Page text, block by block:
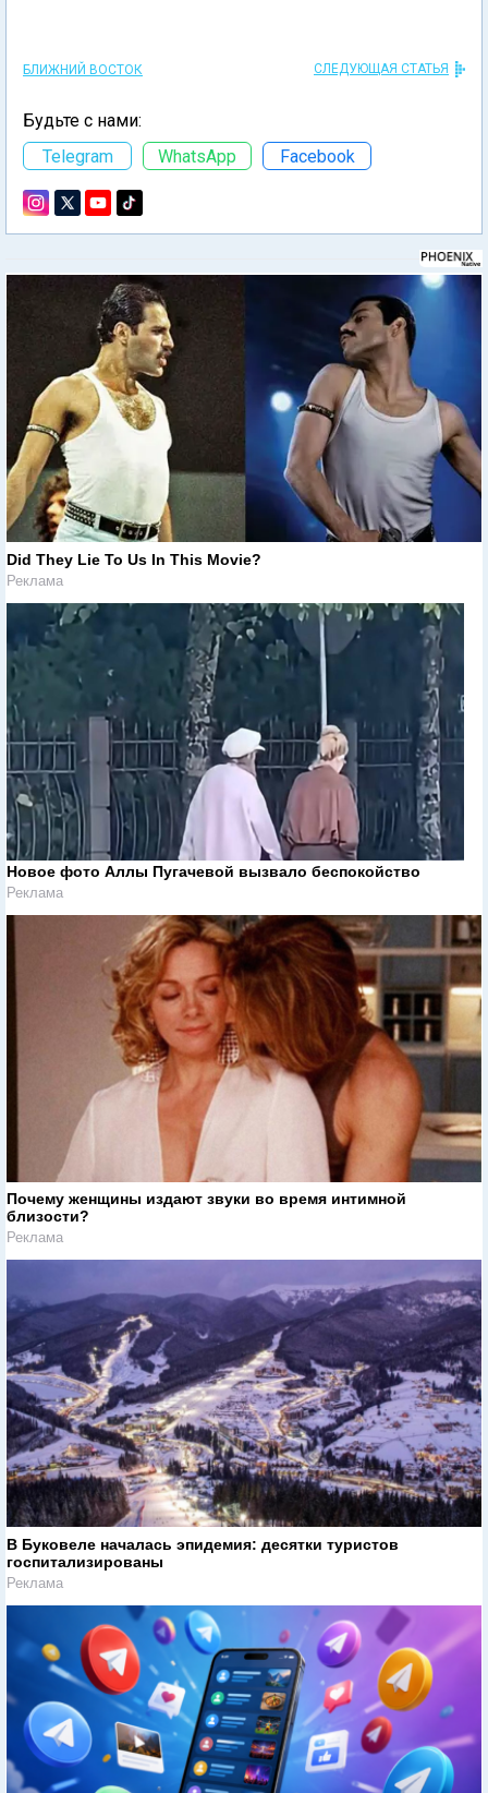
БЛИЖНИЙ ВОСТОК СЛЕДУЮЩАЯ СТАТЬЯ
Будьте с нами:
Telegram
WhatsApp Facebook
Did They Lie To Us In This Movie?
Реклама
Новое фото Аллы Пугачевой вызвало беспокойство
Реклама
Почему женщины издают звуки во время интимной
близости?
Реклама
В Буковеле началась эпидемия: десятки туристов
госпитализированы
Реклама